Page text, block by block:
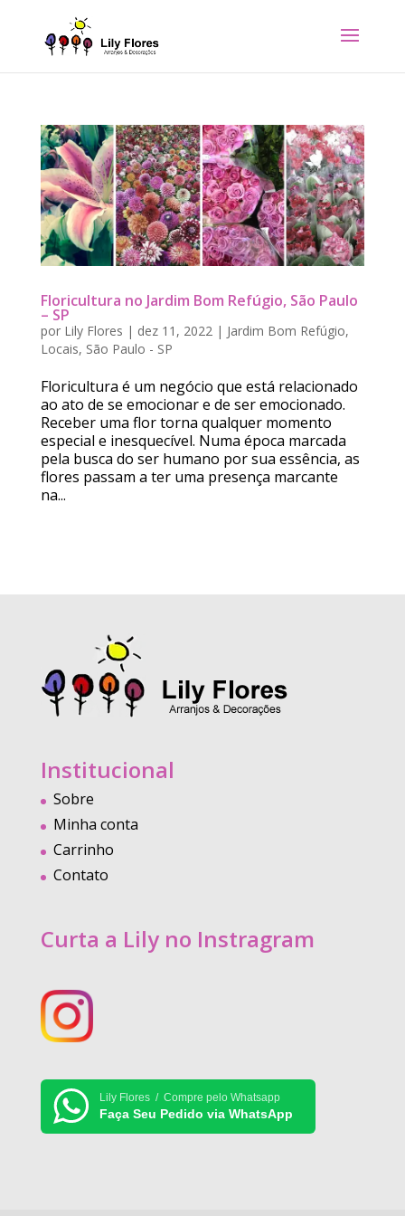
Floricultura no Jardim Bom Refúgio, São Paulo
– SP
por Lily Flores | dez 11, 2022| Jardim Bom Refúgio,
Locais, São Paulo - SP
Floricultura é um negócio que está relacionado
ao ato de se emocionar e de ser emocionado.
Receber uma flor torna qualquer momento
especial e inesquecível. Numa época marcada
pela busca do ser humano por sua essência, as
flores passam a ter uma presença marcante
na...
Institucional
Sobre
Minha conta
Carrinho
Contato
Curta a Lily no Instragram
Lily Flores / Compre pelo Whatsapp
Faça Seu Pedido via WhatsApp